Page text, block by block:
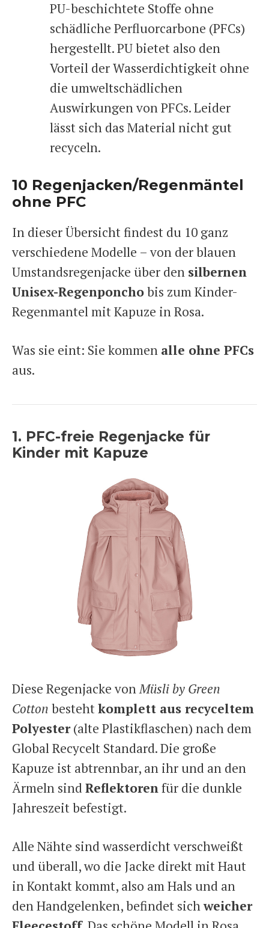
PU-beschichtete Stoffe ohne
schädliche Perfluorcarbone (PFCs)
hergestellt. PU bietet also den
Vorteil der Wasserdichtigkeit ohne
die umweltschädlichen
Auswirkungen von PFCs. Leider
lässt sich das Material nicht gut
recyceln.
10 Regenjacken/Regenmäntel
ohne PFC
In dieser Übersicht findest du 10 ganz
verschiedene Modelle – von der blauen
Umstandsregenjacke über den silbernen
Unisex-Regenponchobis zum Kinder-
Regenmantel mit Kapuze in Rosa.
Was sie eint: Sie kommen alle ohne PFCs
aus.
1. PFC-freie Regenjacke für
Kinder mit Kapuze
Diese Regenjacke von Müsli by Green
Cotton besteht komplett aus recyceltem
Polyester(alte Plastikflaschen) nach dem
Global Recycelt Standard. Die große
Kapuze ist abtrennbar, an ihr und an den
Ärmeln sind Reflektoren für die dunkle
Jahreszeit befestigt.
Alle Nähte sind wasserdicht verschweißt
und überall, wo die Jacke direkt mit Haut
in Kontakt kommt, also am Hals und an
den Handgelenken, befindet sichweicher